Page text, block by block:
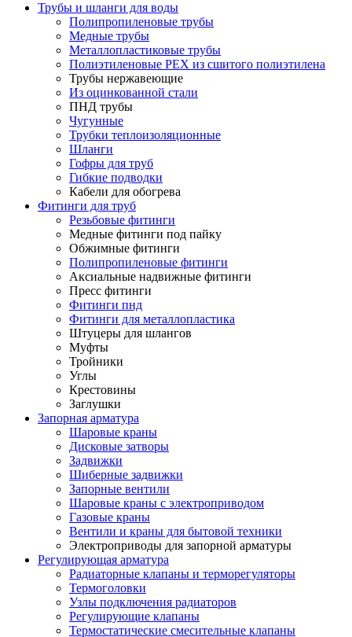
Трубы и шланги для воды
Полипропиленовые трубы
Медные трубы
Металлопластиковые трубы
Полиэтиленовые PEX из сшитого полиэтилена
Трубы нержавеющие
Из оцинкованной стали
ПНД трубы
Чугунные
Трубки теплоизоляционные
Шланги
Гофры для труб
Гибкие подводки
Кабели для обогрева
Фитинги для труб
Резьбовые фитинги
Медные фитинги под пайку
Обжимные фитинги
Полипропиленовые фитинги
Аксиальные надвижные фитинги
Пресс фитинги
Фитинги пнд
Фитинги для металлопластика
Штуцеры для шлангов
Муфты
Тройники
Углы
Крестовины
Заглушки
Запорная арматура
Шаровые краны
Дисковые затворы
Задвижки
Шиберные задвижки
Запорные вентили
Шаровые краны с электроприводом
Газовые краны
Вентили и краны для бытовой техники
Электроприводы для запорной арматуры
Регулирующая арматура
Радиаторные клапаны и терморегуляторы
Термоголовки
Узлы подключения радиаторов
Регулирующие клапаны
Термостатические смесительные клапаны